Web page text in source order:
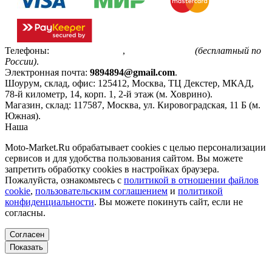
Телефоны: ,
(бесплатный по
России).
Электронная почта: 9894894@gmail.com.
Шоурум, склад, офис: 125412, Москва, ТЦ Декстер, МКАД,
78-й километр, 14, корп. 1, 2-й этаж (м. Ховрино).
Магазин, склад: 117587, Москва, ул. Кировоградская, 11 Б (м.
Южная).
Наша
Moto-Market.Ru обрабатывает сookies с целью персонализации
сервисов и для удобства пользования сайтом. Вы можете
запретить обработку сookies в настройках браузера.
Пожалуйста, ознакомьтесь с политикой в отношении файлов
cookie, пользовательским соглашением и политикой
конфиденциальности. Вы можете покинуть сайт, если не
согласны.
Согласен
Показать